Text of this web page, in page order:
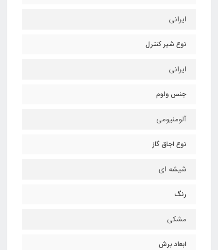
ايراني
نوع شیر کنترل
ایرانی
جنس ولوم
آلومنیومی
نوع اجاق گاز
شیشه ای
رنگ
مشکی
ابعاد برش